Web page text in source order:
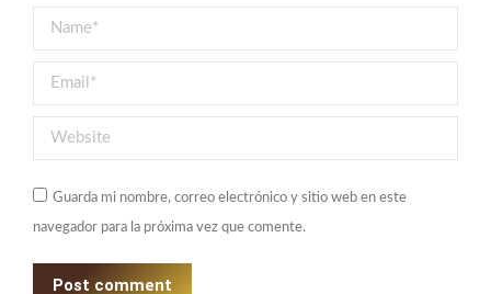
Name *
Email *
Website
Guarda mi nombre, correo electrónico y sitio web en este
navegador para la próxima vez que comente.
Post comment